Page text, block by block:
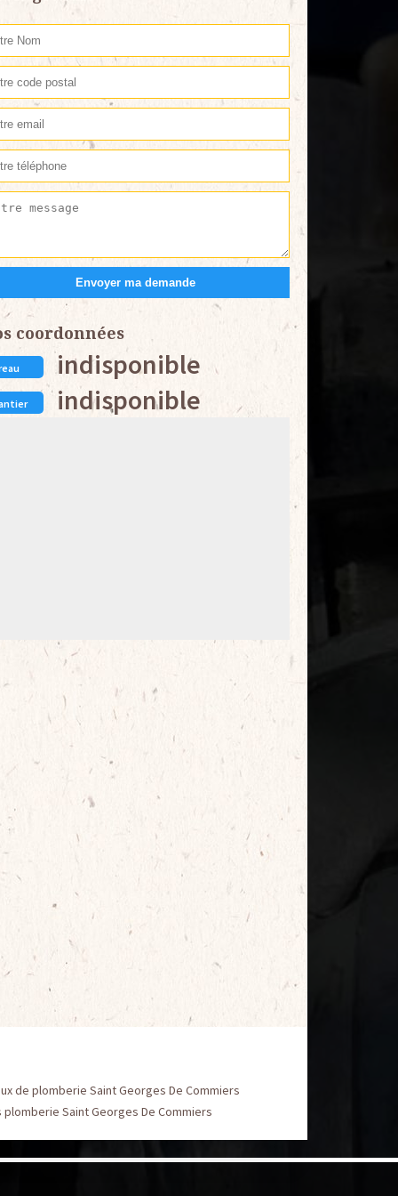
coordonnées
indisponible
indisponible
de plomberie Saint Georges De Commiers
plomberie Saint Georges De Commiers